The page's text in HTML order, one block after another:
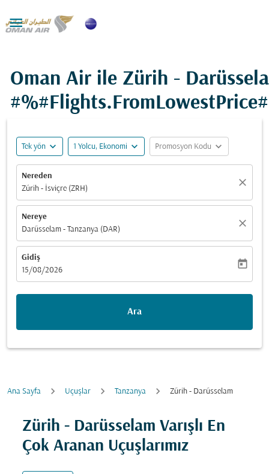

Oman Air ile Zürih -
Tek yön expand_more 1 Yolcu, Ekonomi expand_more Promosyon Kodu expand_more
Nereden
Zürih - İsviçre (ZRH)
close
Nereye
Darüsselam - Tanzanya (DAR)
close
Gidiş
fc-booking-departure-date-aria-label
15/08/2026
today
Ara
Ana Sayfa Uçuşlar Tanzanya Zürih - Darüsselam
Zürih - Darüsselam Varışlı En
Çok Aranan Uçuşlarımız
Fırsatları bulmak için rotanızı güncellemeyi deneyin